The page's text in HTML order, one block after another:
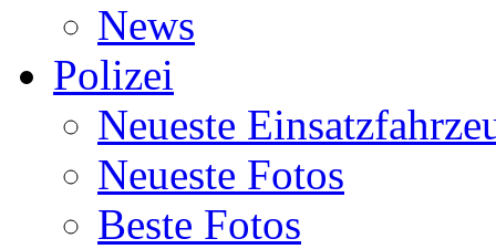
News
Polizei
Neueste
Neueste Fotos
Beste Fotos